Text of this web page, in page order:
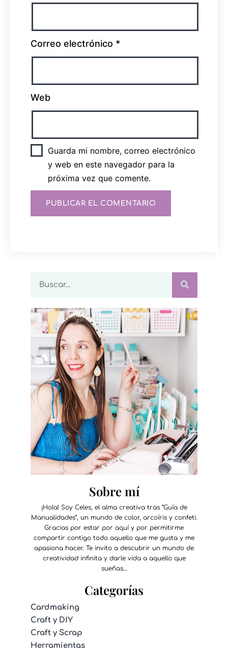
Correo electrónico *
Web
Guarda mi nombre, correo electrónico
y web en este navegador para la
próxima vez que comente.
Sobre mí
¡Hola! Soy Celes, el alma creativa tras “Guía de
Manualidades”, un mundo de color, arcoíris y confeti.
Gracias por estar por aquí y por permitirme
compartir contigo todo aquello que me gusta y me
apasiona hacer. Te invito a descubrir un mundo de
creatividad infinita y darle vida a aquello que
sueñas…
Categorías
Cardmaking
Craft y DIY
Craft y Scrap
Herramientas